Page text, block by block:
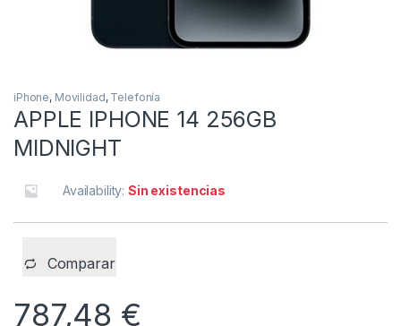
iPhone, Movilidad, Telefonía
APPLE IPHONE 14 256GB
MIDNIGHT
Availability:Sin existencias
Comparar
787,48 €